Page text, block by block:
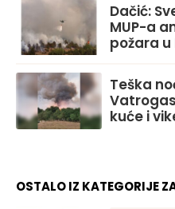
Dačić:
MUP-a
požara
Teška
kuće i
OSTALO IZ KATEGORIJE